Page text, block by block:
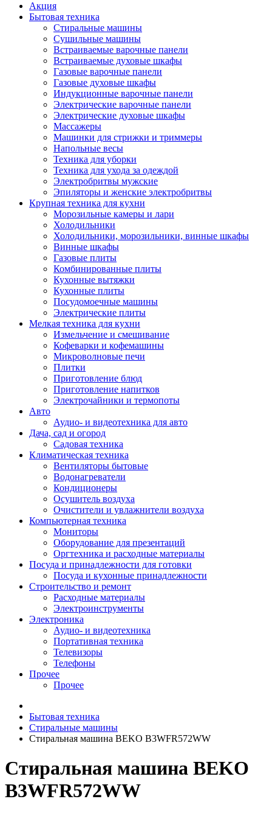
Акция
Бытовая техника
Стиральные машины
Сушильные машины
Встраиваемые варочные панели
Встраиваемые духовые шкафы
Газовые варочные панели
Газовые духовые шкафы
Индукционные варочные панели
Электрические варочные панели
Электрические духовые шкафы
Массажеры
Машинки для стрижки и триммеры
Напольные весы
Техника для уборки
Техника для ухода за одеждой
Электробритвы мужские
Эпиляторы и женские электробритвы
Крупная техника для кухни
Морозильные камеры и лари
Холодильники
Холодильники, морозильники, винные шкафы
Винные шкафы
Газовые плиты
Комбинированные плиты
Кухонные вытяжки
Кухонные плиты
Посудомоечные машины
Электрические плиты
Мелкая техника для кухни
Измельчение и смешивание
Кофеварки и кофемашины
Микроволновые печи
Плитки
Приготовление блюд
Приготовление напитков
Электрочайники и термопоты
Авто
Аудио- и видеотехника для авто
Дача, сад и огород
Садовая техника
Климатическая техника
Вентиляторы бытовые
Водонагреватели
Кондиционеры
Осушитель воздуха
Очистители и увлажнители воздуха
Компьютерная техника
Мониторы
Оборудование для презентаций
Оргтехника и расходные материалы
Посуда и принадлежности для готовки
Посуда и кухонные принадлежности
Строительство и ремонт
Расходные материалы
Электроинструменты
Электроника
Аудио- и видеотехника
Портативная техника
Телевизоры
Телефоны
Прочее
Прочее
Бытовая техника
Стиральные машины
Стиральная машина BEKO B3WFR572WW
Стиральная машина BEKO
B3WFR572WW